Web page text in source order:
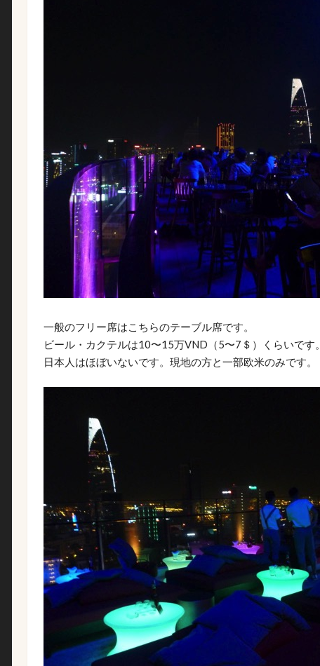
一般のフリー席はこちらのテーブル席です。
ビール・カクテルは10〜15万VND（5〜7＄）くらいです。
日本人はほぼいないです。現地の方と一部欧米のみです。